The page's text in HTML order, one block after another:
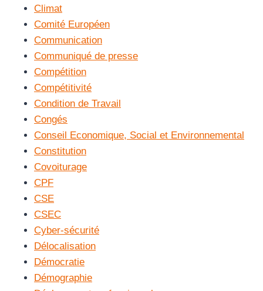
Climat
Comité Européen
Communication
Communiqué de presse
Compétition
Compétitivité
Condition de Travail
Congés
Conseil Economique, Social et Environnemental
Constitution
Covoiturage
CPF
CSE
CSEC
Cyber-sécurité
Délocalisation
Démocratie
Démographie